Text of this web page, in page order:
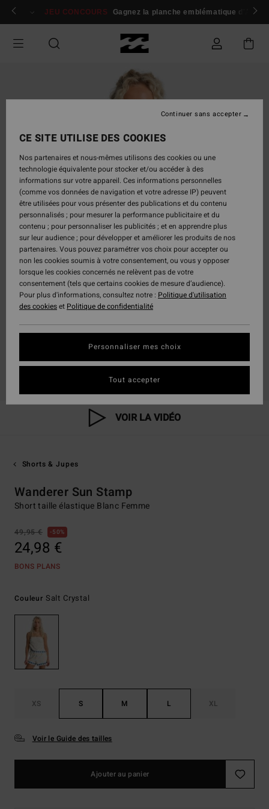
Passer
Se connecter / s'inscrire
JEU CONCOURS Gagnez la planche emblématique d'Andy
VOIR LA VIDÉO
Shorts & Jupes
Wanderer Sun Stamp
Short taille élastique Blanc Femme
49,95 € 50%
24,98 €
BONS PLANS
Couleur Salt Crystal
XS S M L XL
Voir le Guide des tailles
Ajouter au panier
CE SITE UTILISE DES COOKIES
Nos partenaires et nous-mêmes utilisons des cookies ou une
technologie équivalente pour stocker et/ou accéder à des
informations sur votre appareil. Ces informations personnelles
(comme vos données de navigation et votre adresse IP) peuvent
être utilisées pour vous présenter des publications et du contenu
personnalisés ; pour mesurer la performance publicitaire et du
contenu ; pour personnaliser les publicités ; et en apprendre plus
sur leur audience ; pour développer et améliorer les produits de nos
partenaires. Vous pouvez paramétrer vos choix pour accepter ou
non les cookies soumis à votre consentement, ou vous y opposer
lorsque les cookies concernés ne relèvent pas de votre
consentement (tels que certains cookies de mesure d’audience).
Pour plus d'informations, consultez notre : Politique d'utilisation
des cookieset Politique de confidentialité
Personnaliser mes choix
Continuer sans accepter
Tout accepter